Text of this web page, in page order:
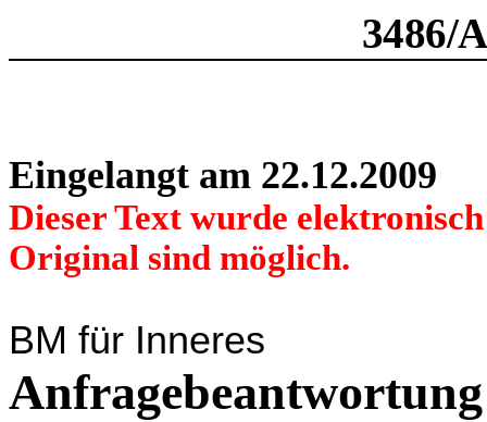
3486/
Eingelangt am 22.12.2009
Dieser Text wurde
Original sind möglich.
BM für Inneres
Anfragebeantwortung